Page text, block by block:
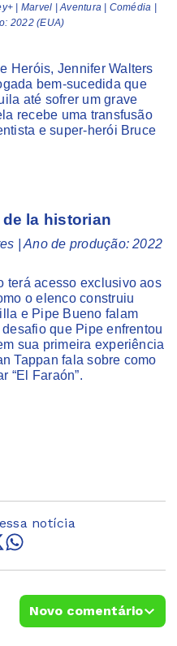
| Marvel | Aventura | Comédia |
2022 (EUA)
Heróis, Jennifer Walters
bem-sucedida que
até sofrer um grave
recebe uma transfusão
e super-herói Bruce
la historian
| Ano de produção: 2022
terá acesso exclusivo aos
o elenco construiu
e Pipe Bueno falam
que Pipe enfrentou
sua primeira experiência
Tappan fala sobre como
“El Faraón”.
notícia
Novo comentário